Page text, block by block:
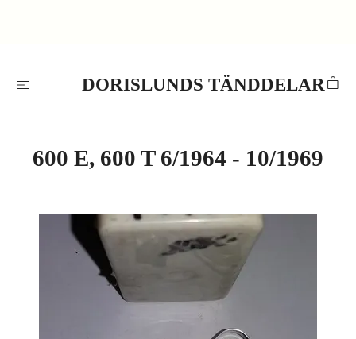
DORISLUNDS TÄNDDELAR
600 E, 600 T 6/1964 - 10/1969